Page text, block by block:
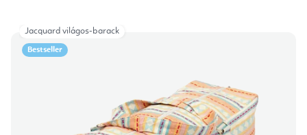
Bestseller
Jacquard világos-barack